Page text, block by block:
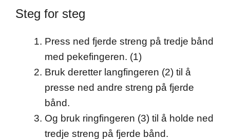
Steg for steg
Press ned fjerde streng på tredje bånd
med pekefingeren. (1)
Bruk deretter langfingeren (2) til å
presse ned andre streng på fjerde
bånd.
Og bruk ringfingeren (3) til å holde ned
tredje streng på fjerde bånd.